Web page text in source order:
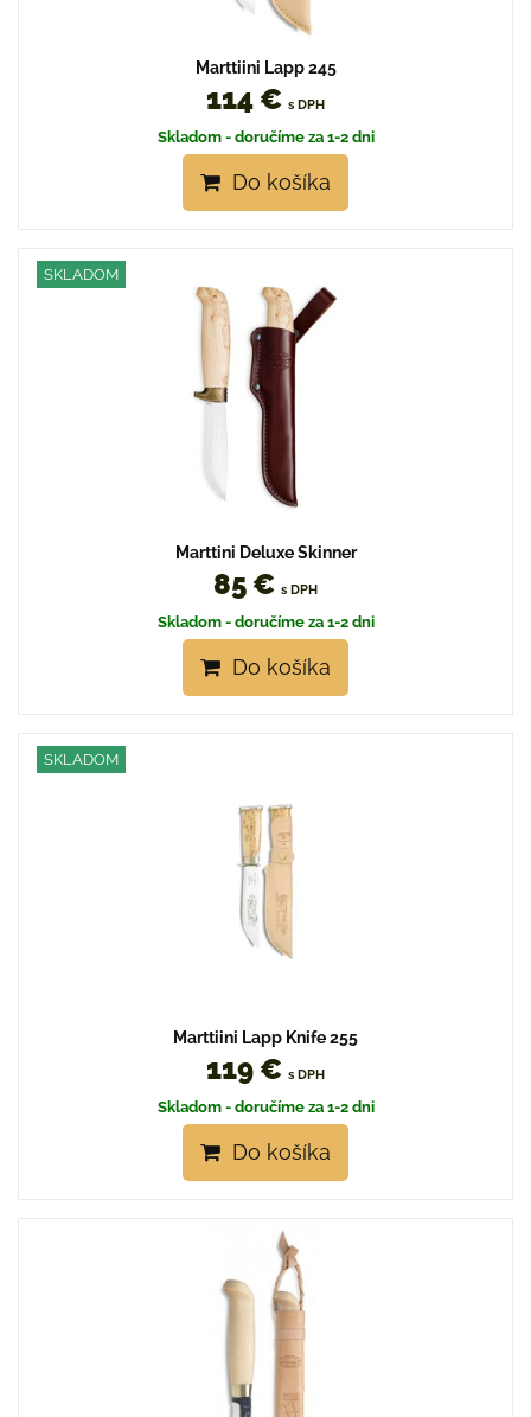
Marttiini Lapp 245
114 € s DPH
Skladom - doručíme za 1-2 dni
Do košíka
SKLADOM
Marttini Deluxe Skinner
85 € s DPH
Skladom - doručíme za 1-2 dni
Do košíka
SKLADOM
Marttiini Lapp Knife 255
119 € s DPH
Skladom - doručíme za 1-2 dni
Do košíka